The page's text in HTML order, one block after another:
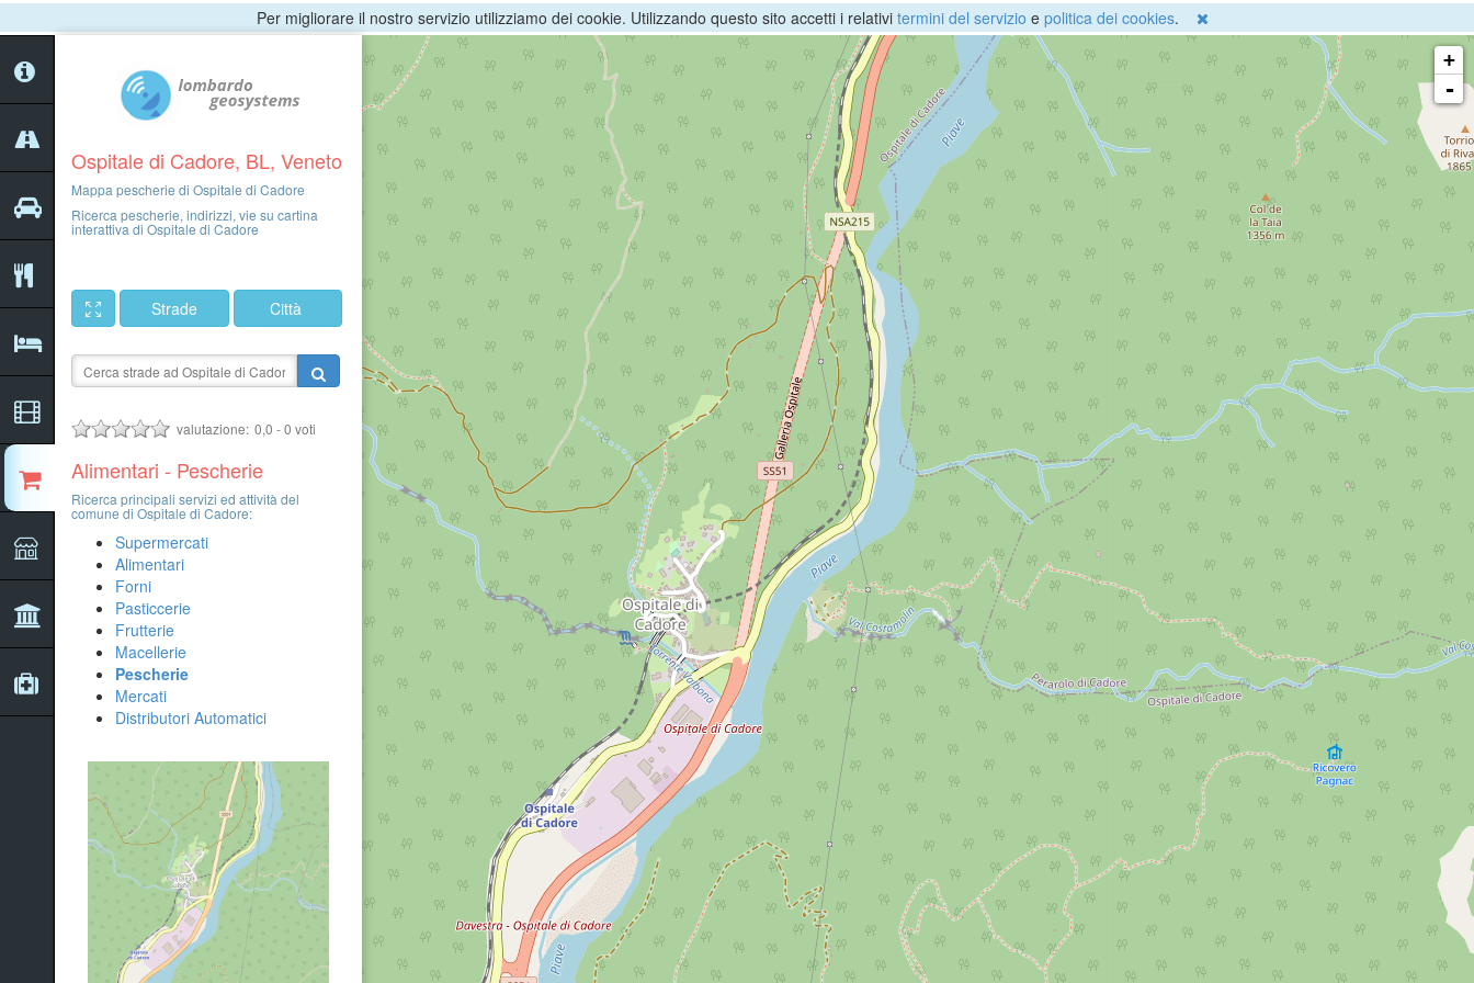
Per migliorare il nostro servizio utilizziamo dei cookie. Utilizzando questo sito accetti i relativi termini del servizio e politica dei cookies.
+
-
Ospitale di Cadore, BL, Veneto
Mappa pescherie di Ospitale di Cadore
Ricerca pescherie, indirizzi, vie su cartina
interattiva di Ospitale di Cadore
Strade Città
valutazione: 0,0 -0 voti
Alimentari - Pescherie
Ricerca principali servizi ed attività del
comune di Ospitale di Cadore:
Supermercati
Alimentari
Forni
Pasticcerie
Frutterie
Macellerie
Pescherie
Mercati
Distributori Automatici